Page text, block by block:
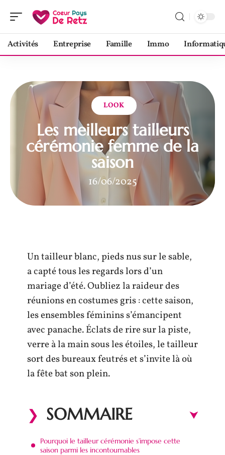
Activités Entreprise Famille Immo
LOOK
Les meilleurs tailleurs
cérémonie femme de la
saison
16/06/2025
Un tailleur blanc, pieds nus sur le sable,
a capté tous les regards lors d’un
mariage d’été. Oubliez la raideur des
réunions en costumes gris : cette saison,
les ensembles féminins s’émancipent
avec panache. Éclats de rire sur la piste,
verre à la main sous les étoiles, le tailleur
sort des bureaux feutrés et s’invite là où
la fête bat son plein.
SOMMAIRE
Pourquoi le tailleur cérémonie s’impose cette
saison parmi les incontournables